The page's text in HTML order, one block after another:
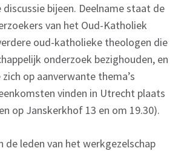
bijeen. Deelname staat de
van het Oud-Katholiek
oud-katholieke theologen die
onderzoek bezighouden, en
op aanverwante thema’s
vinden in Utrecht plaats
op Janskerkhof 13 en om 19.30).
de leden van het werkgezelschap